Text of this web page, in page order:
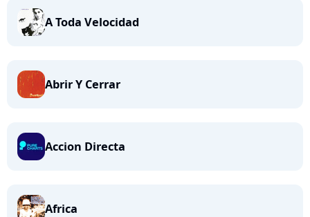
A Toda Velocidad
Abrir Y Cerrar
Accion Directa
Africa